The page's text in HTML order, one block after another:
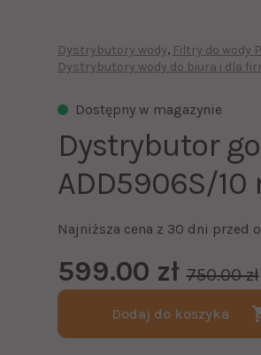
Dystrybutory wody Filtry do wody
Dystrybutory wody do biura i dla
Dostępny w magazynie
Dystrybutor
ADD5906S/
Najniższa cena z 30 dni przed
599.00 zł 750.00 zł
Dodaj do koszyka